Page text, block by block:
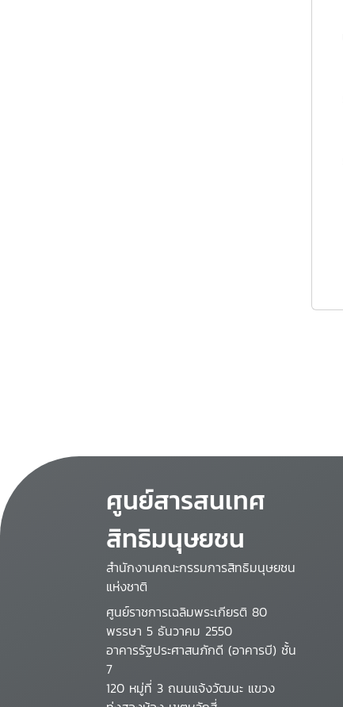
ศูนย์สารสนเทศ
สิทธิมนุษยชน
สำนักงานคณะกรรมการสิทธิมนุษยชน
แห่งชาติ
ศูนย์ราชการเฉลิมพระเกียรติ 80
พรรษา 5 ธันวาคม 2550
อาคารรัฐประศาสนภักดี (อาคารบี) ชั้น
7
120 หมู่ที่ 3 ถนนแจ้งวัฒนะ แขวง